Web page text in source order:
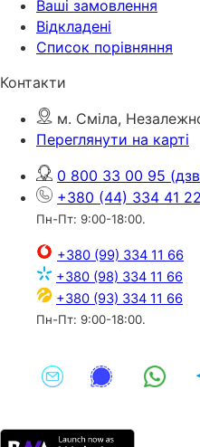
Ваші замовлення
Відкладені
Список порівняння
Контакти
м. Сміла,
Переглянути на карті
0 800 33 00 95
+380 (44) 334 41 22
Пн-Пт: 9:00-18:00.
+380 (99) 334 11 66
+380 (98) 334 11 66
+380 (93) 334 11 66
Пн-Пт: 9:00-18:00.